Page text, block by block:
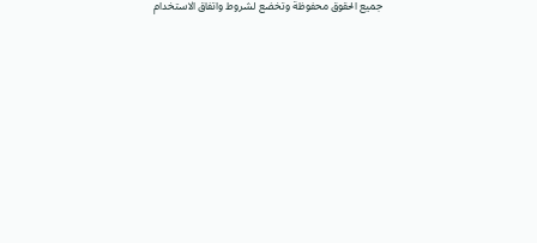
جميع الحقوق محفوظة وتخضع لشروط واتفاق الاستخدام